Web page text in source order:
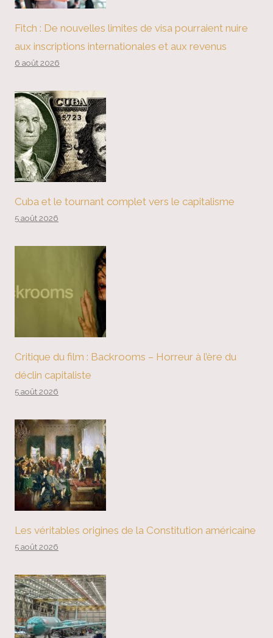
Fitch : De nouvelles limites de visa pourraient nuire
aux inscriptions internationales et aux revenus
6 août 2026
Cuba et le tournant complet vers le capitalisme
5 août 2026
Critique du film : Backrooms – Horreur à l’ère du
déclin capitaliste
5 août 2026
Les véritables origines de la Constitution américaine
5 août 2026